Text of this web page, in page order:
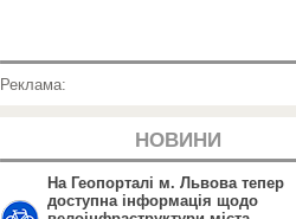
Реклама:
НОВИНИ
На Геопорталі м. Львова тепер
доступна інформація щодо